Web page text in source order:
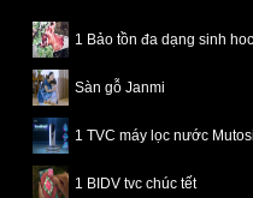
1 Bảo tồn đa dạng sinh hoc
Sàn gỗ Janmi
1 TVC máy lọc nước
1 BIDV tvc chúc tết